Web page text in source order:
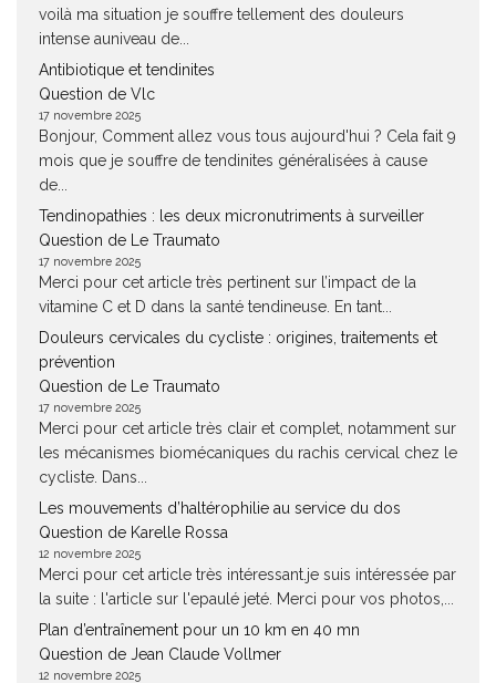
voilà ma situation je souffre tellement des douleurs
intense auniveau de...
Antibiotique et tendinites
Question de Vlc
17 novembre 2025
Bonjour, Comment allez vous tous aujourd'hui ? Cela fait 9
mois que je souffre de tendinites généralisées à cause
de...
Tendinopathies : les deux micronutriments à surveiller
Question de Le Traumato
17 novembre 2025
Merci pour cet article très pertinent sur l’impact de la
vitamine C et D dans la santé tendineuse. En tant...
Douleurs cervicales du cycliste : origines, traitements et
prévention
Question de Le Traumato
17 novembre 2025
Merci pour cet article très clair et complet, notamment sur
les mécanismes biomécaniques du rachis cervical chez le
cycliste. Dans...
Les mouvements d’haltérophilie au service du dos
Question de Karelle Rossa
12 novembre 2025
Merci pour cet article très intéressant.je suis intéressée par
la suite : l'article sur l'epaulé jeté. Merci pour vos photos,...
Plan d’entraînement pour un 10 km en 40 mn
Question de Jean Claude Vollmer
12 novembre 2025